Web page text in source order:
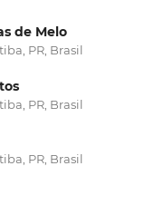
de Melo
PR, Brasil
PR, Brasil
PR, Brasil